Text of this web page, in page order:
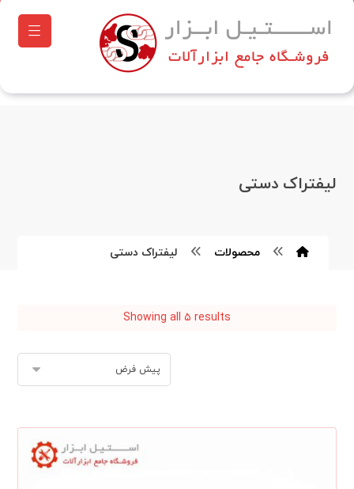
لیفتراک دستی
محصولات لیفتراک دستی
Showing all ۵ results